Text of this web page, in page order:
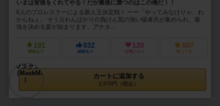
いまは背後をくれてやる！だが最後に勝つのはこの俺だ！！
6人のプロレスラーによる新人王決定戦！ ーー「やってみなけりゃ、わ
からねぇ」 そう云わんばかりの負けん気の強い猛者共が集められ、最
強を決める宴が始まります。アナタ...
191
興味あり
932
経験あり
120
お気に入り
607
持ってる
カートに追加する
2,970円（税込）